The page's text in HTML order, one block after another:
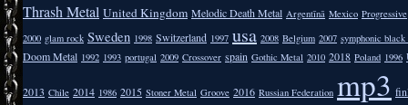
Thrash Metal United Kingdom Melodic Death Metal Argentīnā Mexico Progressive
2000 glam rock Sweden 1998 Switzerland 1997 usa 2008 Belgium 2007 symphonic
Doom Metal 1992 1993 portugal 2009 Crossover spain Gothic Metal 2010 2018 Poland 1996
2013 Chile 2014 1986 2015 Stoner Metal Groove 2016 Russian Federation mp3